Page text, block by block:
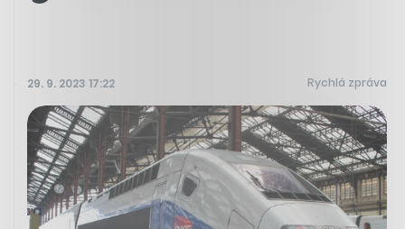
29. 9. 2023 17:22 Rychlá zpráva